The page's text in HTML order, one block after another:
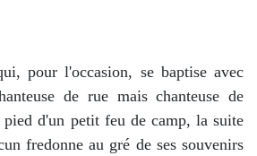
pour l'occasion, se baptise avec
de rue mais chanteuse de
pied d'un petit feu de camp, la suite
fredonne au gré de ses souvenirs